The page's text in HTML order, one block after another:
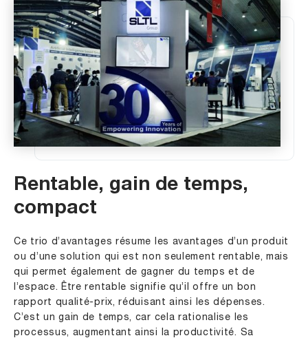
Rentable, gain de temps,
compact
Ce trio d’avantages résume les avantages d’un produit
ou d’une solution qui est non seulement rentable, mais
qui permet également de gagner du temps et de
l’espace. Être rentable signifie qu’il offre un bon
rapport qualité-prix, réduisant ainsi les dépenses.
C’est un gain de temps, car cela rationalise les
processus, augmentant ainsi la productivité. Sa